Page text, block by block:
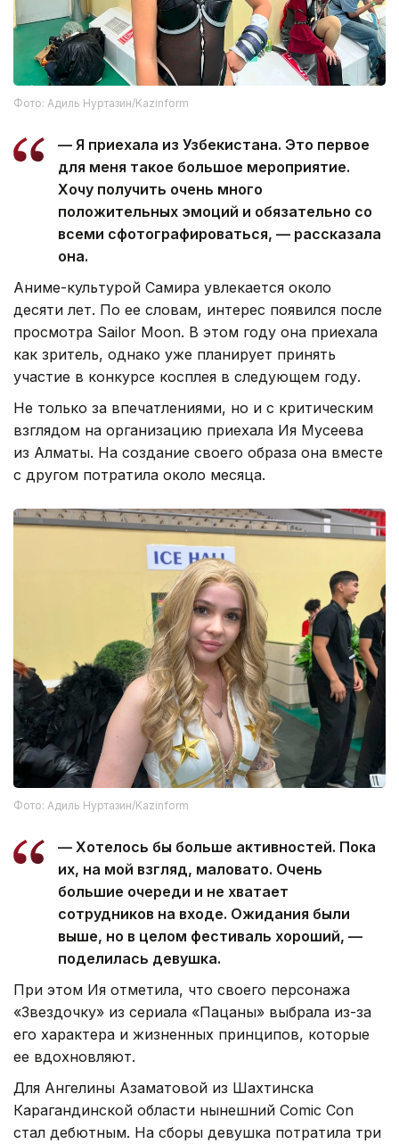
Фото: Адиль Нуртазин/Kazinform
— Я приехала из Узбекистана. Это первое
для меня такое большое мероприятие.
Хочу получить очень много
положительных эмоций и обязательно со
всеми сфотографироваться, — рассказала
она.
Аниме-культурой Самира увлекается около
десяти лет. По ее словам, интерес появился после
просмотра Sailor Moon. В этом году она приехала
как зритель, однако уже планирует принять
участие в конкурсе косплея в следующем году.
Не только за впечатлениями, но и с критическим
взглядом на организацию приехала Ия Мусеева
из Алматы. На создание своего образа она вместе
с другом потратила около месяца.
Фото: Адиль Нуртазин/Kazinform
— Хотелось бы больше активностей. Пока
их, на мой взгляд, маловато. Очень
большие очереди и не хватает
сотрудников на входе. Ожидания были
выше, но в целом фестиваль хороший, —
поделилась девушка.
При этом Ия отметила, что своего персонажа
«Звездочку» из сериала «Пацаны» выбрала из-за
его характера и жизненных принципов, которые
ее вдохновляют.
Для Ангелины Азаматовой из Шахтинска
Карагандинской области нынешний Comic Con
стал дебютным. На сборы девушка потратила три